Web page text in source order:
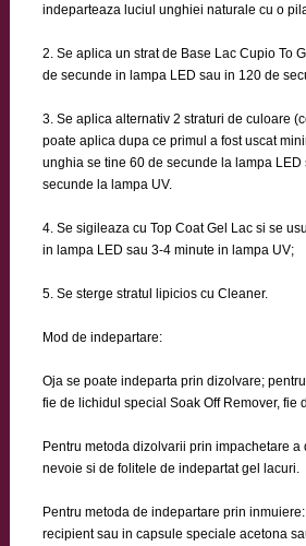
indeparteaza luciul unghiei naturale cu o
2. Se aplica un strat de Base Lac Cupio To
de secunde in lampa LED sau in 120 de
3. Se aplica alternativ 2 straturi de culoare
poate aplica dupa ce primul a fost uscat
unghia se tine 60 de secunde la lampa LED
secunde la lampa UV.
4. Se sigileaza cu Top Coat Gel Lac si se
in lampa LED sau 3-4 minute in lampa UV;
5. Se sterge stratul lipicios cu Cleaner.
Mod de indepartare:
Oja se poate indeparta prin dizolvare;
fie de lichidul special Soak Off Remover, fie
Pentru metoda dizolvarii prin impachetare a
nevoie si de folitele de indepartat gel lacuri.
Pentru metoda de indepartare prin
recipient sau in capsule speciale acetona